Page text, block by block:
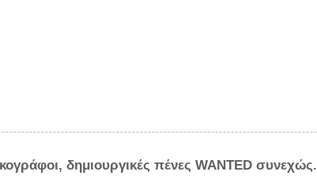
δημιουργικές πένες WANTED συνεχώς.